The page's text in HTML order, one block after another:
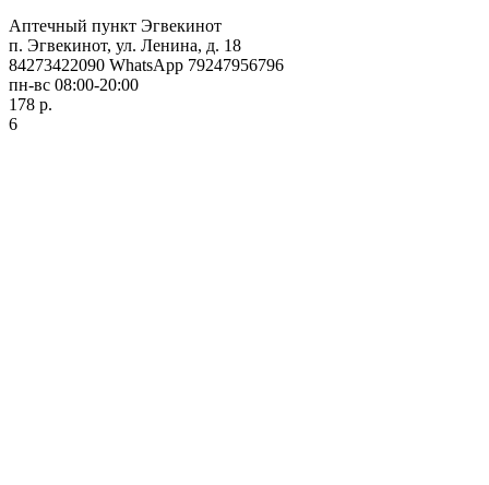
Аптечный пункт Эгвекинот
п. Эгвекинот, ул. Ленина, д. 18
84273422090 WhatsApp 79247956796
пн-вс 08:00-20:00
178 р.
6